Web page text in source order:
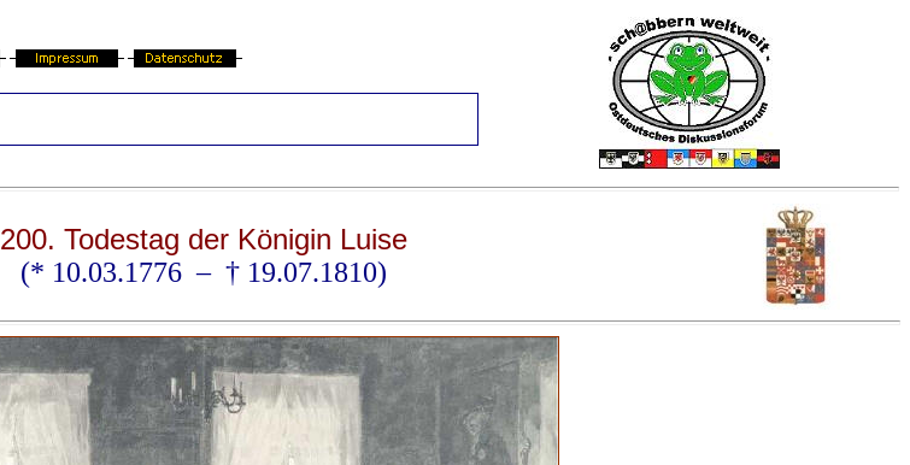
200. Todestag der Königin Luise
(* 10.03.1776 – † 19.07.1810)